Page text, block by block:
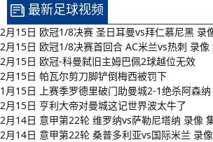
最新足球视频
2月15日 欧冠1/8决赛 圣日耳曼vs拜仁慕尼黑 录
2月15日 欧冠1/8决赛首回合 AC米兰vs热刺 录像
2月15日 欧冠-科曼弑旧主姆巴佩2球越位无效
2月15日 帕瓦尔剪刀脚铲倒梅西被罚下
1月15日 上赛季罗德里破门助曼城2-1绝杀阿森纳
2月15日 亨利大帝对曼城这记世界波太牛了
2月14日 意甲第22轮 维罗纳vs萨勒尼塔纳 录像
2月14日 意甲第22轮 桑普多利亚vs国际米兰 录